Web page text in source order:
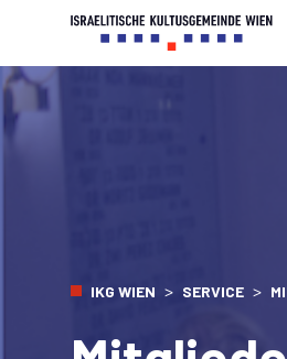
IKG WIEN > SERVICE >